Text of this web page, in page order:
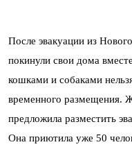
После эвакуации из
покинули свои дома
кошками и собаками
временного размещения.
предложила разместить
Она приютила уже 50